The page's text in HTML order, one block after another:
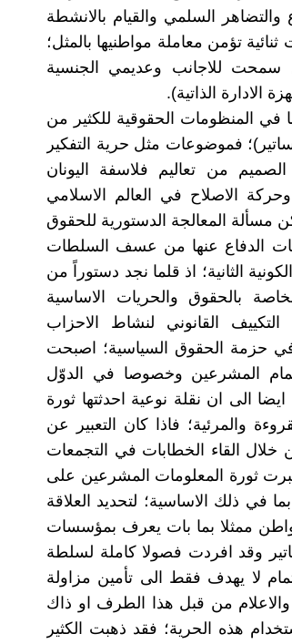
السلمي والقيام بالانشطة
ثنائية تؤمن معاملة مواطنيها بالمثل؛
سمحت للاجانب وعديمي الجنسية
الادارة الذاتية).
في المنظومات الحقوقية للكثير من
فموضوعات مثل حرية التفكير
من تعاليم فلاسفة اليونان
الاصلاح في العالم الاسلامي
مسألة المعالجة الدستورية للحقوق
الدفاع عنها من عسف السلطات
الثانية؛ اذ قلما نجد دستوراً من
بالحقوق والحريات الاساسية
القانوني لنشاط الاحزاب
في حزمة الحقوق السياسية؛ اصبحت
المشرعين وخصوصا في الدوّل
الى ان نقلة نوعية احدثتها ثورة
والمرئية؛ فاذا كان التعبير عن
خلال القاء الخطابات في التجمعات
ثورة المعلومات المشرعين على
في ذلك الاساسية؛ لتحديد العلاقة
ممثلا بما بات يعرف بمؤسسات
وقد افردت فصولا كاملة لسلطة
لا يهدف فقط الى تأمين مزاولة
من قبل هذا الطرف او ذاك
هذه الحرية؛ فقد ذهبت الكثير